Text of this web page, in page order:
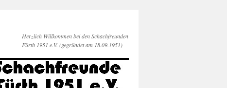
Herzlich Willkommen bei den Schachfreunden
Fürth 1951 e.V. (gegründet am 18.09.1951)